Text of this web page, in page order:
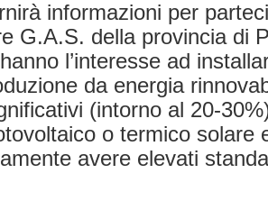
informazioni per
G.A.S. della provincia di
l’interesse ad
da energia
(intorno al 20-
o termico solare
avere elevati